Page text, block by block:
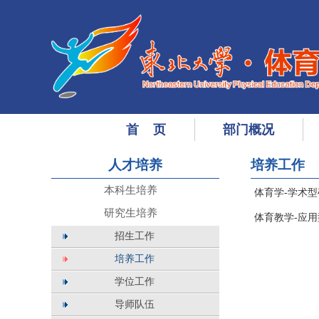
首 页 部门概况
人才培养
本科生培养
研究生培养
招生工作
培养工作
学位工作
导师队伍
培养工作
体育学-学术
体育教学-应